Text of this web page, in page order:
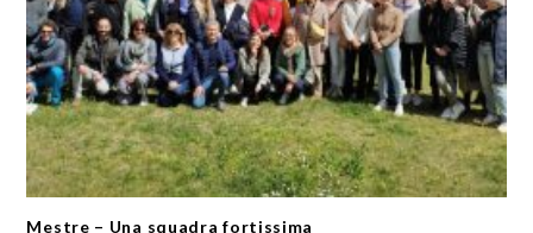
Mestre – Una squadra fortissima